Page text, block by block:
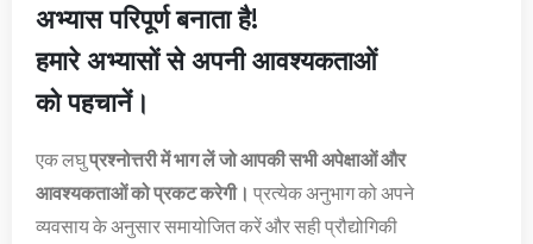
अभ्यास परिपूर्ण बनाता है!
हमारे अभ्यासों से अपनी आवश्यकताओं
को पहचानें।
एक लघुप्रश्नोत्तरी में भाग लें जो आपकी सभी अपेक्षाओं और
आवश्यकताओं को प्रकट करेगी। प्रत्येक अनुभाग को अपने
व्यवसाय के अनुसार समायोजित करें और सही प्रौद्योगिकी